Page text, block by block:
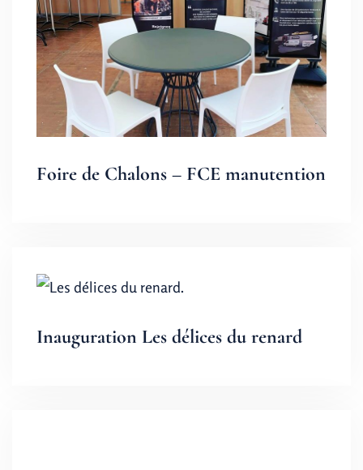
Foire de Chalons – FCE manutention
Inauguration Les délices du renard